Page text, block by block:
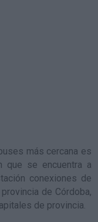
más cercana es
que se encuentra a
conexiones de
de Córdoba,
de provincia.